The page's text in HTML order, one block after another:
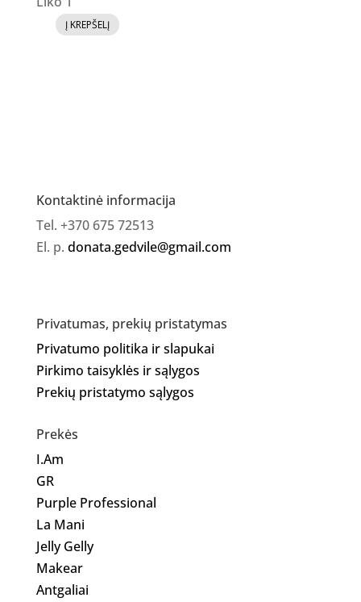
produkto
Į KREPŠELĮ
Kontaktinė informacija
Tel. +370 675 72513
El. p. donata.gedvile@gmail.com
Privatumas, prekių pristatymas
Privatumo politika ir slapukai
Pirkimo taisyklės ir sąlygos
Prekių pristatymo sąlygos
Prekės
I.Am
GR
Purple Professional
La Mani
Jelly Gelly
Makear
Antgaliai